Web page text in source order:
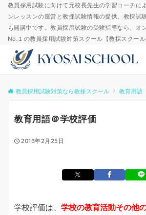
教員採用試験に向けて元校長先生の学習コーチに
ンレッスンの運営と教採試験情報の提供。教採試
も開講中です。教員採用試験の受験指導なら、オ
No.１の教員採用試験対策スクール【教採スクール
教員採用試験対策なら教採スクール 教育用語
教育用語＠学校評価
2016年2月25日
学校評価は、 学校の教育活動その他